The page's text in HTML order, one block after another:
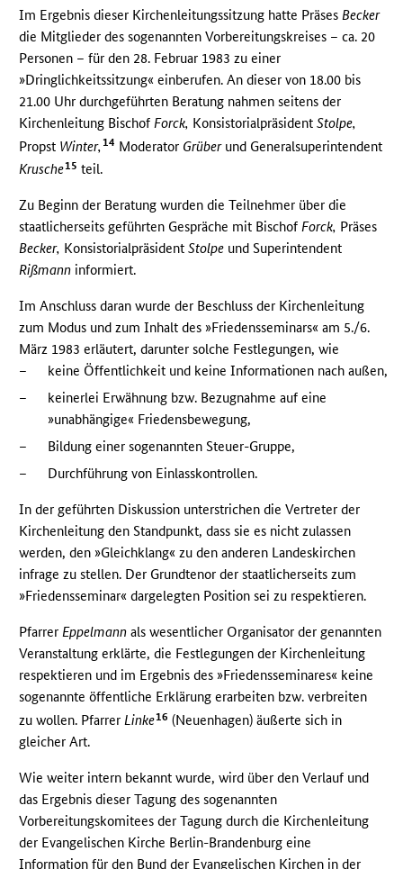
Im Ergebnis dieser Kirchenleitungssitzung hatte Präses Becker
die Mitglieder des sogenannten Vorbereitungskreises – ca. 20
Personen – für den 28. Februar 1983 zu einer
»Dringlichkeitssitzung« einberufen. An dieser von 18.00 bis
21.00 Uhr durchgeführten Beratung nahmen seitens der
Kirchenleitung Bischof Forck, KonsistorialpräsidentStolpe,
Propst Winter, 14 Moderator Grüberund Generalsuperintendent
Krusche15 teil.
Zu Beginn der Beratung wurden die Teilnehmer über die
staatlicherseits geführten Gespräche mit BischofForck, Präses
Becker, KonsistorialpräsidentStolpe und Superintendent
Rißmann informiert.
Im Anschluss daran wurde der Beschluss der Kirchenleitung
zum Modus und zum Inhalt des »Friedensseminars« am 5./6.
März 1983 erläutert, darunter solche Festlegungen, wie
–
keine Öffentlichkeit und keine Informationen nach außen,
–
keinerlei Erwähnung bzw. Bezugnahme auf eine
»unabhängige« Friedensbewegung,
–
Bildung einer sogenannten Steuer-Gruppe,
–
Durchführung von Einlasskontrollen.
In der geführten Diskussion unterstrichen die Vertreter der
Kirchenleitung den Standpunkt, dass sie es nicht zulassen
werden, den »Gleichklang« zu den anderen Landeskirchen
infrage zu stellen. Der Grundtenor der staatlicherseits zum
»Friedensseminar« dargelegten Position sei zu respektieren.
PfarrerEppelmann als wesentlicher Organisator der genannten
Veranstaltung erklärte, die Festlegungen der Kirchenleitung
respektieren und im Ergebnis des »Friedensseminares« keine
sogenannte öffentliche Erklärung erarbeiten bzw. verbreiten
zu wollen. PfarrerLinke16 (Neuenhagen) äußerte sich in
gleicher Art.
Wie weiter intern bekannt wurde, wird über den Verlauf und
das Ergebnis dieser Tagung des sogenannten
Vorbereitungskomitees der Tagung durch die Kirchenleitung
der Evangelischen Kirche Berlin-Brandenburg eine
Information für den Bund der Evangelischen Kirchen in der